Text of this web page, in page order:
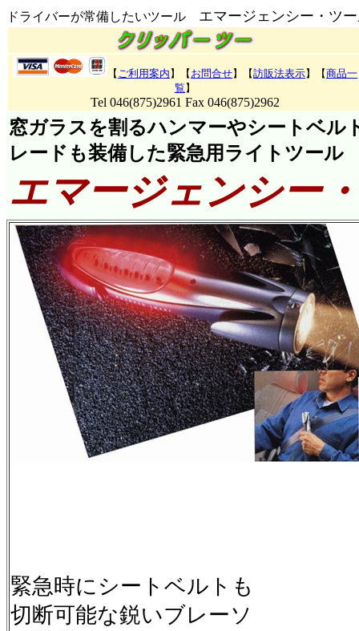
ドライバーが常備したいツール エマージェンシー・ツ
【 ご利用案内 】【 お問合せ】【訪販法表示】【商品一
覧 】
Tel 046(875)2961 Fax 046(875)2962
窓ガラスを割るハンマーやシートベル
レードも装備した緊急用ライトツール
エマージェンシー
緊急時にシートベルトも
切断可能な鋭いブレーソ